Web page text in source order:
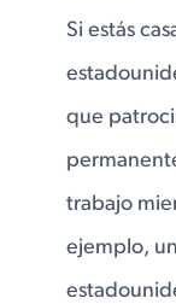
Si estás
que
trabajo
ejemplo,